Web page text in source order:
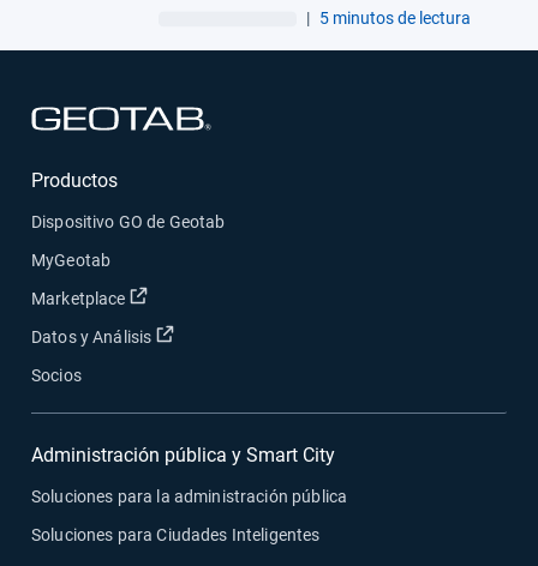
| 5 minutos de lectura
Productos
Dispositivo GO de Geotab
MyGeotab
Marketplace
Abrir en una nueva ventana
Datos y Análisis Abrir en una nueva ventana
Socios
Administración pública y Smart City
Soluciones para la administración pública
Soluciones para Ciudades Inteligentes